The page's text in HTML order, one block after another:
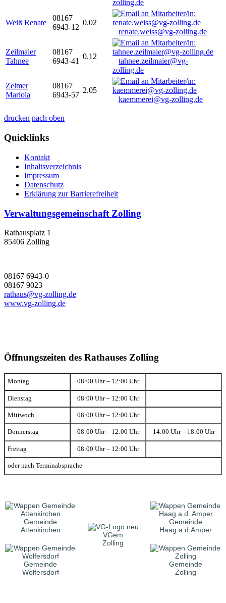
zolling.de
Weiß Renate
08167
6943-12
0.02
renate.weiss@vg-zolling.de
Zeilmaier
Tahnee
08167
6943-41
0.12
tahnee.zeilmaier@vg-
zolling.de
Zelmer
Mariola
08167
6943-57
2.05
kaemmerei@vg-zolling.de
drucken nach oben
Quicklinks
Kontakt
Inhaltsverzeichnis
Impressum
Datenschutz
Erklärung zur Barrierefreiheit
Verwaltungsgemeinschaft Zolling
Rathausplatz 1
85406 Zolling
08167 6943-0
08167 9023
rathaus@vg-zolling.de
www.vg-zolling.de
Öffnungszeiten des Rathauses Zolling
Montag 08:00 Uhr – 12:00 Uhr
Dienstag 08:00 Uhr – 12:00 Uhr
Mittwoch 08:00 Uhr – 12:00 Uhr
Donnerstag 08:00 Uhr – 12:00 Uhr 14:00 Uhr – 18:00 Uhr
Freitag 08:00 Uhr – 12:00 Uhr
oder nach Terminabsprache
Gemeinde
Attenkirchen
VGem
Zolling
Gemeinde
Haag a.d.Amper
Gemeinde
Wolfersdorf
Gemeinde
Zolling